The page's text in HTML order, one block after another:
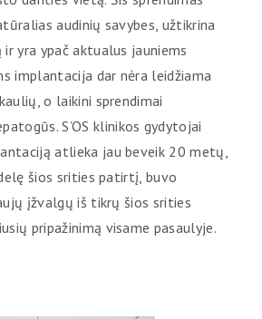
audinių savybes, užtikrina
yra ypač aktualus jauniems
implantacija dar nėra leidžiama
o laikini sprendimai
S’OS klinikos gydytojai
atlieka jau beveik 20 metų,
šios srities patirtį, buvo
įžvalgų iš tikrų šios srities
pripažinimą visame pasaulyje.